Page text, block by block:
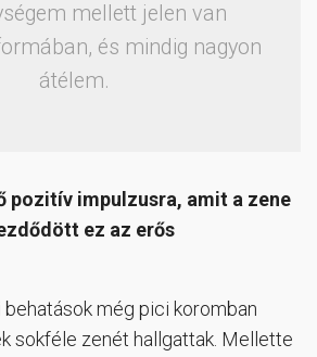
mellett jelen van
és mindig nagyon
átélem.
pozitív impulzusra, amit a zene
ez az erős
még pici koromban
sokféle zenét hallgattak. Mellette